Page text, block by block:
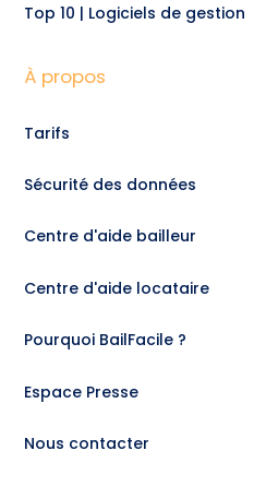
Top 10 | Logiciels de gestion
À propos
Tarifs
Sécurité des données
Centre d'aide bailleur
Centre d'aide locataire
Pourquoi BailFacile ?
Espace Presse
Nous contacter